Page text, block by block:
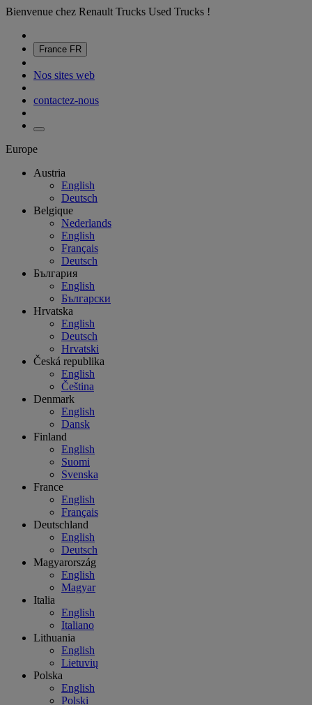
Bienvenue chez Renault Trucks Used Trucks !
France FR
Nos sites web
contactez-nous
Europe
Austria
English
Deutsch
Belgique
Nederlands
English
Français
Deutsch
България
English
Български
Hrvatska
English
Deutsch
Hrvatski
Česká republika
English
Čeština
Denmark
English
Dansk
Finland
English
Suomi
Svenska
France
English
Français
Deutschland
English
Deutsch
Magyarország
English
Magyar
Italia
English
Italiano
Lithuania
English
Lietuvių
Polska
English
Polski